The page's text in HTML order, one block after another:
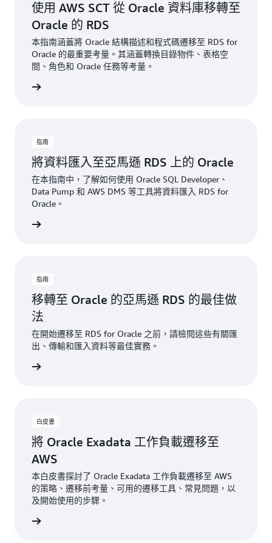
使用 AWS SCT 從 Oracle 資料庫移轉至
Oracle 的 RDS
本指南涵蓋將 Oracle 結構描述和程式碼遷移至 RDS for
Oracle 的最重要考量。其涵蓋轉換目錄物件、表格空
間、角色和 Oracle 任務等考量。
指南
將資料匯入至亞馬遜 RDS 上的 Oracle
在本指南中，了解如何使用 Oracle SQL Developer、
Data Pump 和 AWS DMS 等工具將資料匯入 RDS for
Oracle。
指南
移轉至 Oracle 的亞馬遜 RDS 的最佳做
法
在開始遷移至 RDS for Oracle 之前，請檢閱這些有關匯
出、傳輸和匯入資料等最佳實務。
白皮書
將 Oracle Exadata 工作負載遷移至
AWS
本白皮書探討了 Oracle Exadata 工作負載遷移至 AWS
的策略、遷移前考量、可用的遷移工具、常見問題，以
及開始使用的步驟。